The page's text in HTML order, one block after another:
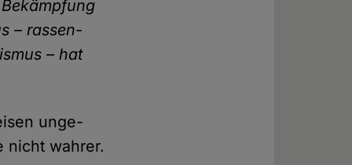
– rassen­
– hat
unge­
nicht wahrer.